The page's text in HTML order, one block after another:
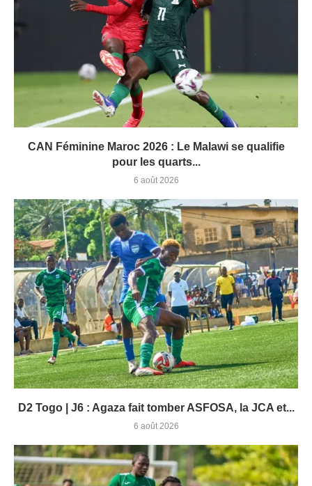
CAN Féminine Maroc 2026 : Le Malawi se qualifie
pour les quarts...
6 août 2026
D2 Togo | J6 : Agaza fait tomber ASFOSA, la JCA et...
6 août 2026